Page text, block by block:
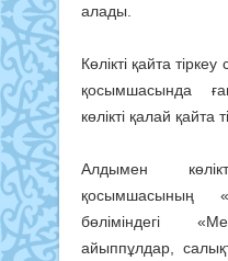
алады.
Көлікті қайта
қосымшасында
көлікті қалай қайта
Алдымен
қосымшасының
бөліміндегі
айыппұлдар,